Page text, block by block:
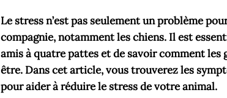
Le stress n’est pas seulement un problème
compagnie, notamment les chiens. Il est
amis à quatre pattes et de savoir comment
être. Dans cet article, vous trouverez les
pour aider à réduire le stress de votre animal.